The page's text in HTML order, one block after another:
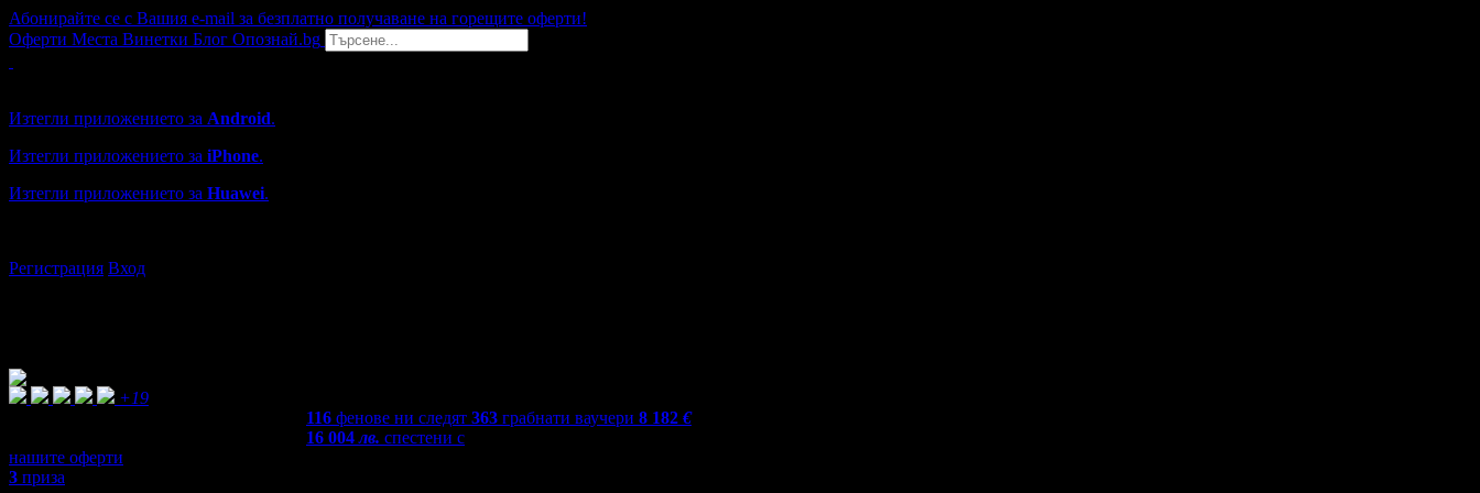
Абонирайте се с Вашия e-mail за безплатно получаване на горещите оферти!
Оферти Места Винетки Блог Опознай.bg
Изтегли приложението за Android.
Изтегли приложението за iPhone.
Изтегли приложението за Huawei.
Регистрация Вход
+19
116 фенове ни следят 363 грабнати ваучери 8 182 €
16 004лв. спестени с
нашите оферти
3 приза